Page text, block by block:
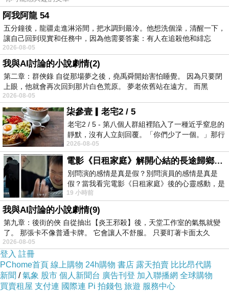
※在澳門沒購買任何飯店自助餐券是因為外出覓
食交通還算方便，但在珠海要外出就一定要搭計
程車。
為了方便考量，這是6天5夜旅行中唯一的飯店早
餐
阿我阿龍 54
五分鐘後，龍疆走進淋浴間，把水調到最冷。他想洗個澡，清醒一下，
讓自己回到現實和任務中，因為他需要答案：有人在追殺他和緋忘
2026-08-05
我與AI討論的小說劇情(2)
第二章：群俠錄 自從那場夢之後，堯禹舜開始害怕睡覺。 因為只要閉
上眼，他就會再次回到那片白色荒原。 夢老依舊站在遠方。 而黑
2026-08-05
柒參壹▎老宅2 / 5
老宅2 / 5 - 第八個人群組裡陷入了一種近乎窒息的
靜默，沒有人立刻回覆。「你們少了一個。」那行
字像一顆冰冷的鐵釘，硬生生刺進螢
2026-08-05
電影《日租家庭》解開心結的長途歸鄉！能在電影院感受到地理的寬闊和人心的相鄰，真是太棒了！
別問演的感情是真是假？別問演員的感情是真是
假？當我看完電影《日租家庭》後的心靈感動，是
真的。詮釋的情感觸動了人心，就是真情
19 小時前
我與AI討論的小說劇情(9)
第九章：後街的俠 自從抽出【炎王邪殺】後，天堂工作室的氣氛就變
了。 那張卡不像普通卡牌。 它會讓人不舒服。 只要盯著卡面太久
2026-08-05
登入 註冊
PChome首頁 線上購物 24h購物 書店 露天拍賣 比比昂代購
新聞 /氣象 股市 個人新聞台 廣告刊登 加入聯播網 全球購物
買賣租屋 支付連 國際連 Pi 拍錢包 旅遊 服務中心